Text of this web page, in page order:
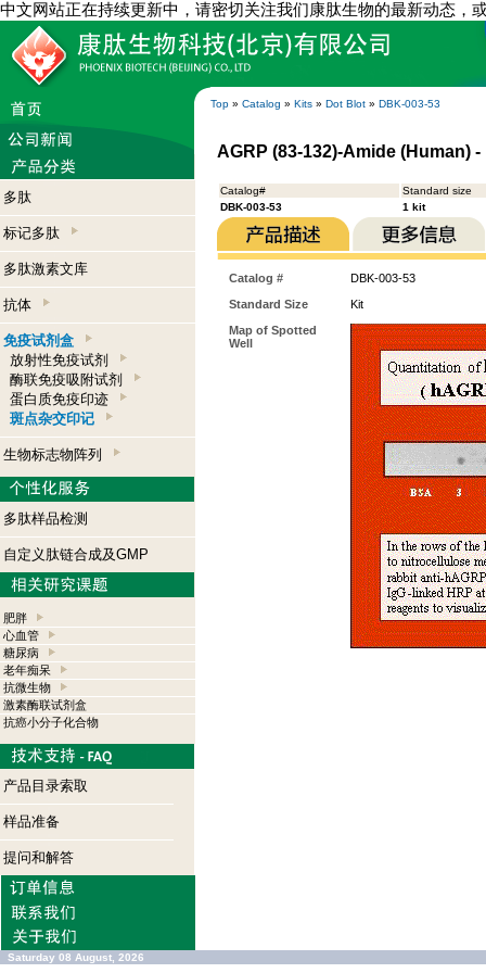
中文网站正在持续更新中，请密切关注我们康肽生物的最新动态，
Top » Catalog » Kits » Dot Blot » DBK-003-53
多肽
标记多肽
多肽激素文库
抗体
免疫试剂盒
放射性免疫试剂
酶联免疫吸附试剂
蛋白质免疫印迹
斑点杂交印记
生物标志物阵列
多肽样品检测
自定义肽链合成及GMP
肥胖
心血管
糖尿病
老年痴呆
抗微生物
激素酶联试剂盒
抗癌小分子化合物
产品目录索取
样品准备
提问和解答
AGRP (83-132)-Amide (Human)
Catalog#
Standard size
DBK-003-53
1 kit
Catalog #
DBK-003-53
Standard Size
Kit
Map of Spotted
Well
Saturday 08 August, 2026